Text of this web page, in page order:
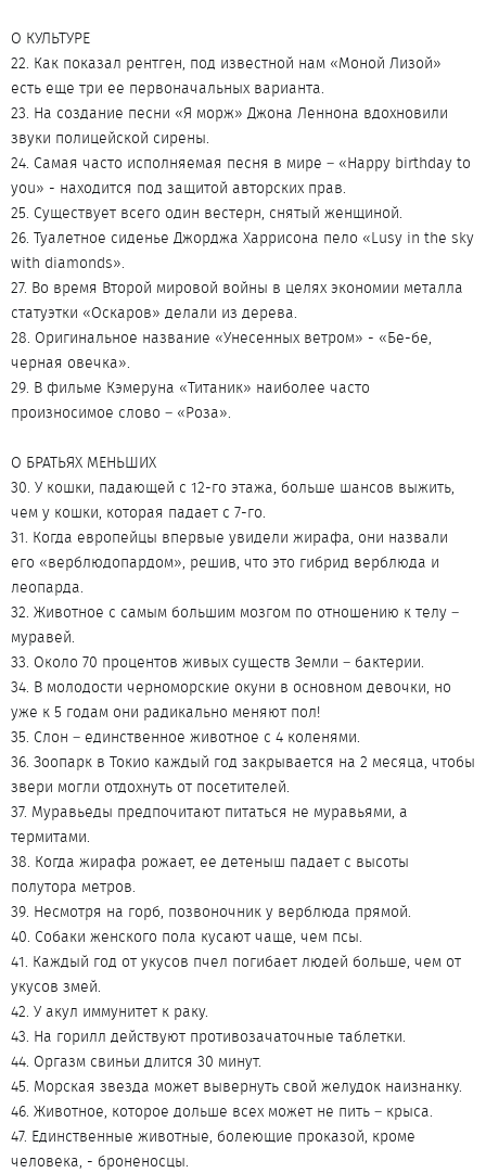
О КУЛЬТУРЕ
22. Как показал рентген, под известной нам «Моной Лизой»
есть еще три ее первоначальных варианта.
23. На создание песни «Я морж» Джона Леннона вдохновили
звуки полицейской сирены.
24. Самая часто исполняемая песня в мире – «Happy birthday to
you» - находится под защитой авторских прав.
25. Существует всего один вестерн, снятый женщиной.
26. Туалетное сиденье Джорджа Харрисона пело «Lusy in the sky
with diamonds».
27. Во время Второй мировой войны в целях экономии металла
статуэтки «Оскаров» делали из дерева.
28. Оригинальное название «Унесенных ветром» - «Бе-бе,
черная овечка».
29. В фильме Кэмеруна «Титаник» наиболее часто
произносимое слово – «Роза».
О БРАТЬЯХ МЕНЬШИХ
30. У кошки, падающей с 12-го этажа, больше шансов выжить,
чем у кошки, которая падает с 7-го.
31. Когда европейцы впервые увидели жирафа, они назвали
его «верблюдопардом», решив, что это гибрид верблюда и
леопарда.
32. Животное с самым большим мозгом по отношению к телу –
муравей.
33. Около 70 процентов живых существ Земли – бактерии.
34. В молодости черноморские окуни в основном девочки, но
уже к 5 годам они радикально меняют пол!
35. Слон – единственное животное с 4 коленями.
36. Зоопарк в Токио каждый год закрывается на 2 месяца, чтобы
звери могли отдохнуть от посетителей.
37. Муравьеды предпочитают питаться не муравьями, а
термитами.
38. Когда жирафа рожает, ее детеныш падает с высоты
полутора метров.
39. Несмотря на горб, позвоночник у верблюда прямой.
40. Собаки женского пола кусают чаще, чем псы.
41. Каждый год от укусов пчел погибает людей больше, чем от
укусов змей.
42. У акул иммунитет к раку.
43. На горилл действуют противозачаточные таблетки.
44. Оргазм свиньи длится 30 минут.
45. Морская звезда может вывернуть свой желудок наизнанку.
46. Животное, которое дольше всех может не пить – крыса.
47. Единственные животные, болеющие проказой, кроме
человека, - броненосцы.